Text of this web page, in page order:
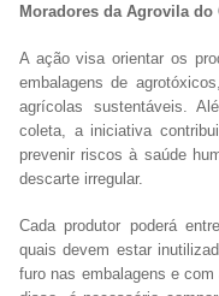
Moradores da Agrovila do
A ação visa orientar os
embalagens de
agrícolas sustentáveis.
coleta, a iniciativa
prevenir riscos à saúde
descarte irregular.
Cada produtor poderá
quais devem estar
furo nas embalagens e